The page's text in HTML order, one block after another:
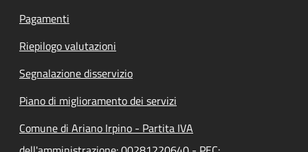
Pagamenti
Riepilogo valutazioni
Segnalazione disservizio
Piano di miglioramento dei servizi
Comune di Ariano Irpino - Partita IVA